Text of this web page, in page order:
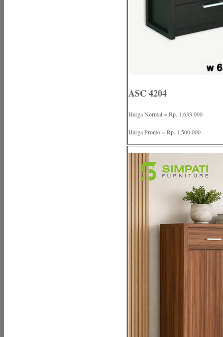
ASC 4204
Harga Normal = Rp. 1.633.000
Harga Promo = Rp. 1.500.000